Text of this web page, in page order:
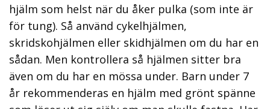
hjälm som helst när du åker pulka (som inte är
för tung). Så använd cykelhjälmen,
skridskohjälmen eller skidhjälmen om du har en
sådan. Men kontrollera så hjälmen sitter bra
även om du har en mössa under. Barn under 7
år rekommenderas en hjälm med grönt spänne